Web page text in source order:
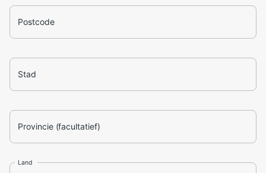
Postcode
Stad
Provincie (facultatief)
Land